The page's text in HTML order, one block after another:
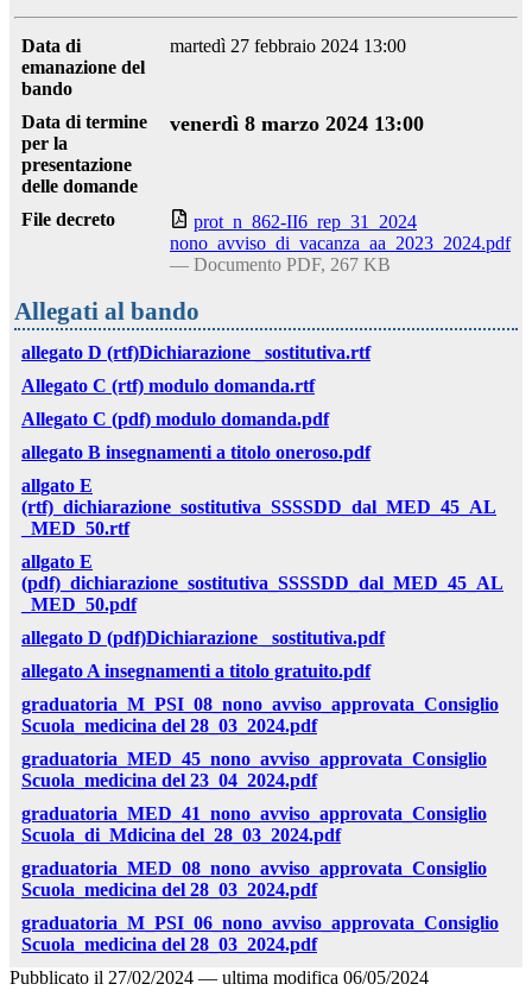
Data di
emanazione del
bando
martedì 27 febbraio 2024 13:00
Data di termine
per la
presentazione
delle domande
venerdì 8 marzo 2024 13:00
File decreto
prot_n_862-II6_rep_31_2024
nono_avviso_di_vacanza_aa_2023_2024.pdf
— Documento PDF, 267 KB
Allegati al bando
allegato D (rtf)Dichiarazione _sostitutiva.rtf
Allegato C (rtf) modulo domanda.rtf
Allegato C (pdf) modulo domanda.pdf
allegato B insegnamenti a titolo oneroso.pdf
allgato E
(rtf)_dichiarazione_sostitutiva_SSSSDD_dal_MED_45_AL
_MED_50.rtf
allgato E
(pdf)_dichiarazione_sostitutiva_SSSSDD_dal_MED_45_AL
_MED_50.pdf
allegato D (pdf)Dichiarazione _sostitutiva.pdf
allegato A insegnamenti a titolo gratuito.pdf
graduatoria_M_PSI_08_nono_avviso_approvata_Consiglio
Scuola_medicina del 28_03_2024.pdf
graduatoria_MED_45_nono_avviso_approvata_Consiglio
Scuola_medicina del 23_04_2024.pdf
graduatoria_MED_41_nono_avviso_approvata_Consiglio
Scuola_di_Mdicina del_28_03_2024.pdf
graduatoria_MED_08_nono_avviso_approvata_Consiglio
Scuola_medicina del 28_03_2024.pdf
graduatoria_M_PSI_06_nono_avviso_approvata_Consiglio
Scuola_medicina del 28_03_2024.pdf
Pubblicato il 27/02/2024 — ultima modifica 06/05/2024